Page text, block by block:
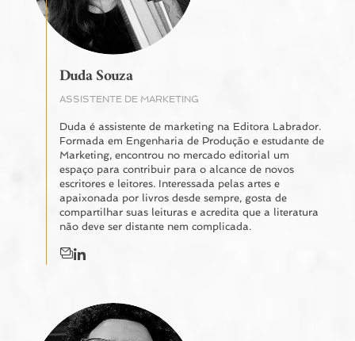
Duda Souza
ASSISTENTE DE MARKETING
Duda é assistente de marketing na Editora Labrador.
Formada em Engenharia de Produção e estudante de
Marketing, encontrou no mercado editorial um
espaço para contribuir para o alcance de novos
escritores e leitores. Interessada pelas artes e
apaixonada por livros desde sempre, gosta de
compartilhar suas leituras e acredita que a literatura
não deve ser distante nem complicada.